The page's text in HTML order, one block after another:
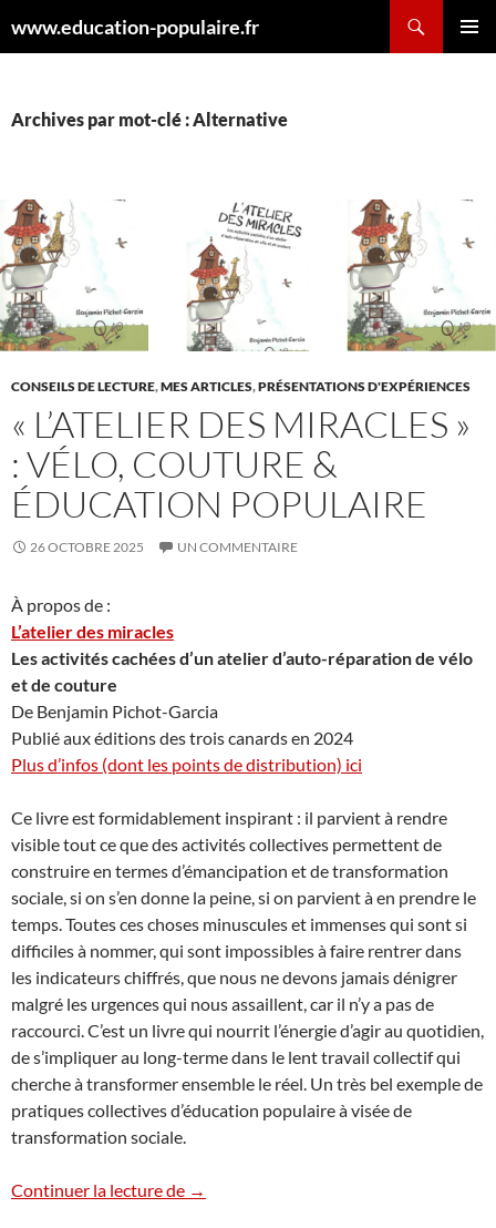
auwww.education-populaire.fr
Archives par mot-clé : Alternative
CONSEILS DE LECTURE,MES ARTICLES,PRÉSENTATIONS D'EXPÉRIENCES
« L’ATELIER DES MIRACLES »
: VÉLO, COUTURE &
ÉDUCATION POPULAIRE
26 OCTOBRE 2025 UN COMMENTAIRE
À propos de :
L’atelier des miracles
Les activités cachées d’un atelier d’auto-réparation de vélo
et de couture
De Benjamin Pichot-Garcia
Publié aux éditions des trois canards en 2024
Plus d’infos (dont les points de distribution) ici
Ce livre est formidablement inspirant : il parvient à rendre
visible tout ce que des activités collectives permettent de
construire en termes d’émancipation et de transformation
sociale, si on s’en donne la peine, si on parvient à en prendre le
temps. Toutes ces choses minuscules et immenses qui sont si
difficiles à nommer, qui sont impossibles à faire rentrer dans
les indicateurs chiffrés, que nous ne devons jamais dénigrer
malgré les urgences qui nous assaillent, car il n’y a pas de
raccourci. C’est un livre qui nourrit l’énergie d’agir au quotidien,
de s’impliquer au long-terme dans le lent travail collectif qui
cherche à transformer ensemble le réel. Un très bel exemple de
pratiques collectives d’éducation populaire à visée de
transformation sociale.
Continuer la lecture de « L’atelier des miracles » : vélo, couture
→